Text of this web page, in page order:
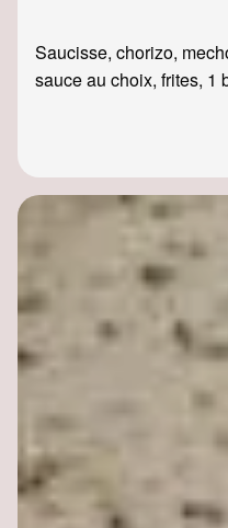
Saucisse, chorizo,
sauce au choix, frites, 1